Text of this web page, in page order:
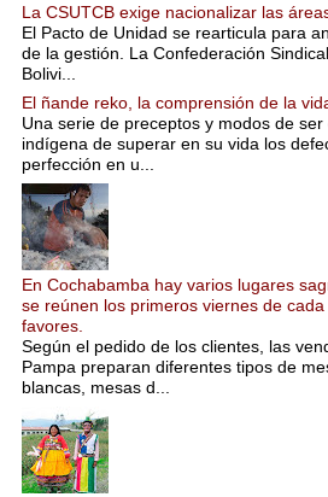
La CSUTCB exige nacionalizar las
El Pacto de Unidad se rearticula para
de la gestión. La Confederación
Bolivi...
El ñande reko, la comprensión de la
Una serie de preceptos y modos de
indígena de superar en su vida los
perfección en u...
En Cochabamba hay varios lugares
se reúnen los primeros viernes de
favores.
Según el pedido de los clientes, las
Pampa preparan diferentes tipos de
blancas, mesas d...